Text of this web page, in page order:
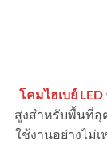
โคมไฮเบย์ LED
สูงสำหรับพื้นที่อุ
ใช้งานอย่างไม่